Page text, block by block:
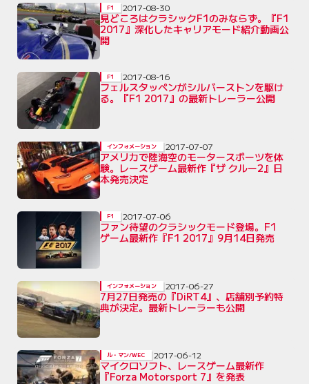
見どころはクラシックF1のみならず。『F1
2017』深化したキャリアモード紹介動画公
開
F1 2017-08-30
フェルスタッペンがシルバーストンを駆け
る。『F1 2017』の最新トレーラー公開
F1 2017-08-16
アメリカで陸海空のモータースポーツを体
験。レースゲーム最新作『ザ クルー2』日
本発売決定
インフォメーション 2017-07-07
ファン待望のクラシックモード登場。F1
ゲーム最新作『F1 2017』9月14日発売
F1 2017-07-06
7月27日発売の『DiRT4』、店舗別予約特
典が決定。最新トレーラーも公開
インフォメーション 2017-06-27
マイクロソフト、レースゲーム最新作
『Forza Motorsport 7』を発表
ル・マン/WEC 2017-06-12